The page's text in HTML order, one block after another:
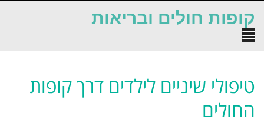
קופות חולים ובריאות
תפריט
טיפולי שיניים לילדים דרך קופות
החולים